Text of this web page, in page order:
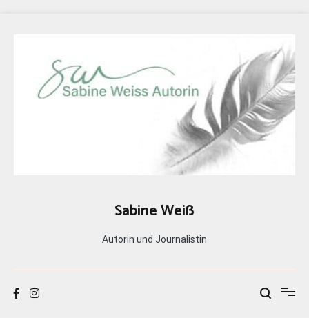
Sabine Weiß
Autorin und Journalistin